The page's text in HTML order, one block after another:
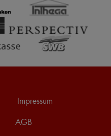
Impressum
AGB